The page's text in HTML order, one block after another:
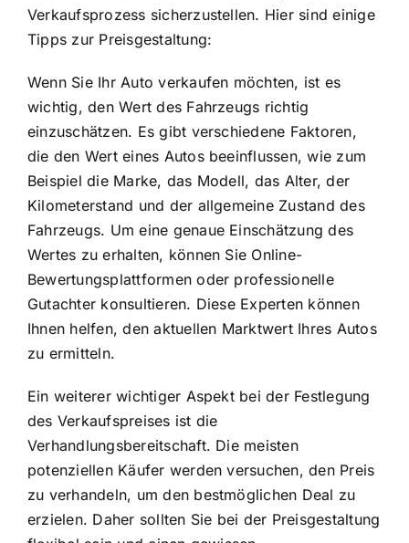
Verkaufsprozess sicherzustellen. Hier sind einige
Tipps zur Preisgestaltung:
Wenn Sie Ihr Auto verkaufen möchten, ist es
wichtig, den Wert des Fahrzeugs richtig
einzuschätzen. Es gibt verschiedene Faktoren,
die den Wert eines Autos beeinflussen, wie zum
Beispiel die Marke, das Modell, das Alter, der
Kilometerstand und der allgemeine Zustand des
Fahrzeugs. Um eine genaue Einschätzung des
Wertes zu erhalten, können Sie Online-
Bewertungsplattformen oder professionelle
Gutachter konsultieren. Diese Experten können
Ihnen helfen, den aktuellen Marktwert Ihres Autos
zu ermitteln.
Ein weiterer wichtiger Aspekt bei der Festlegung
des Verkaufspreises ist die
Verhandlungsbereitschaft. Die meisten
potenziellen Käufer werden versuchen, den Preis
zu verhandeln, um den bestmöglichen Deal zu
erzielen. Daher sollten Sie bei der Preisgestaltung